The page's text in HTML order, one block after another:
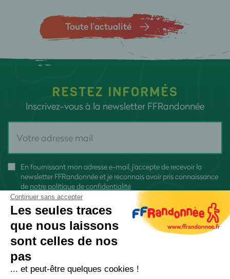
Toute l’actualité
RESTEZ INFORMÉS
Inscrivez-vous à la newsletter FFRandonnée
En fournissant mon adresse e-mail, j'accepte de recevoir la
newsletter FFRandonnée et je reconnais avoir pris connaissance
de notre politique de confidentialité
Continuer sans accepter
Les seules traces
que nous laissons
sont celles de nos
pas
... et peut-être quelques cookies !